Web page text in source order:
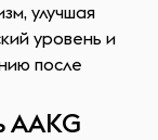
улучшая
уровень и
после